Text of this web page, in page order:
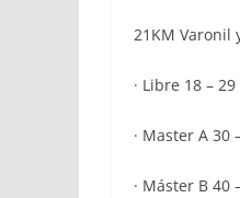
21KM Varonil
· Libre 18 –
· Master A 30
· Máster B 40